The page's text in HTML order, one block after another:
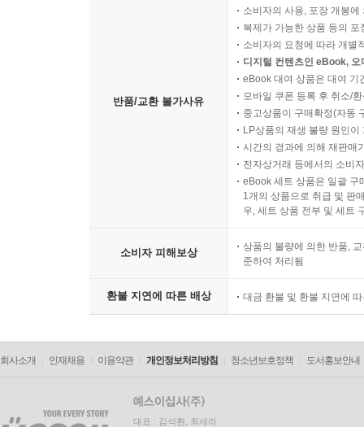
반품/교환 불가사유
소비자의 사용, 포장 개봉
복제가 가능한 상품 등의
소비자의 요청에 따라 개별
디지털 컨텐츠인 eBook,
eBook 대여 상품은 대여 기
모바일 쿠폰 등록 후 취소/
중고상품이 구매확정(자동
LP상품의 재생 불량 원인
시간의 경과에 의해 재판매
전자상거래 등에서의 소비
eBook 세트 상품은 일괄 구
1개의 상품으로 취급 및 판
우, 세트 상품 전부 및 세트
소비자 피해보상
상품의 불량에 의한 반품,
준하여 처리됨
환불 지연에 따른 배상 대금 환불 및 환불 지연에
회사소개 인재채용 이용약관 개인정보처리방침 청소년보호정책 도서홍보안내
대표 : 김석환, 최세라